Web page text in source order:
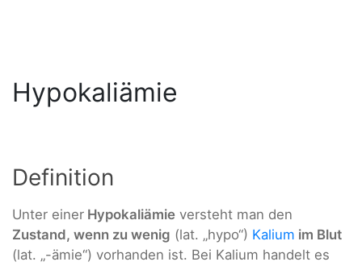
Hypokaliämie
Definition
Unter einer Hypokaliämie versteht man den
Zustand, wenn zu wenig (lat. „hypo“) Kalium im Blut
(lat. „-ämie“) vorhanden ist. Bei Kalium handelt es